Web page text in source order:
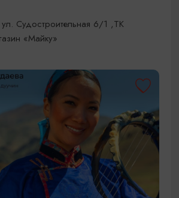
Судостроительная 6/1 ,ТК
«Майку»